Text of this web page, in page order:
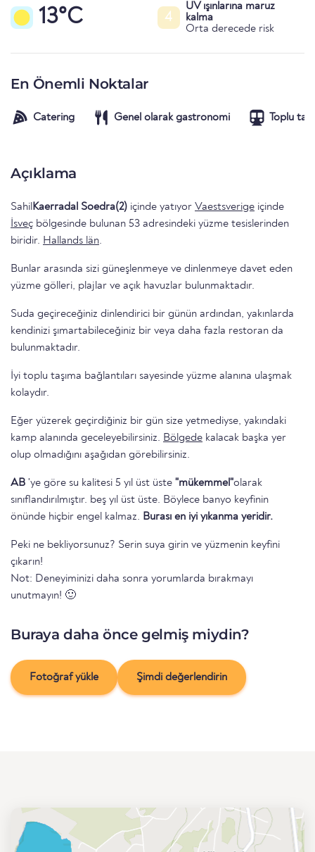
13°C 4
UV ışınlarına maruz
kalma
Orta derecede risk
En Önemli Noktalar
Catering Genel olarak gastronomi Toplu
Açıklama
SahilKaerradal Soedra(2) içinde yatıyor Vaestsverige içinde
İsveç bölgesinde bulunan 53 adresindeki yüzme tesislerinden
biridir. Hallands län.
Bunlar arasında sizi güneşlenmeye ve dinlenmeye davet eden
yüzme gölleri, plajlar ve açık havuzlar bulunmaktadır.
Suda geçireceğiniz dinlendirici bir günün ardından, yakınlarda
kendinizi şımartabileceğiniz bir veya daha fazla restoran da
bulunmaktadır.
İyi toplu taşıma bağlantıları sayesinde yüzme alanına ulaşmak
kolaydır.
Eğer yüzerek geçirdiğiniz bir gün size yetmediyse, yakındaki
kamp alanında geceleyebilirsiniz. Bölgede kalacak başka yer
olup olmadığını aşağıdan görebilirsiniz.
AB 'ye göre su kalitesi 5 yıl üst üste "mükemmel"olarak
sınıflandırılmıştır. beş yıl üst üste. Böylece banyo keyfinin
önünde hiçbir engel kalmaz. Burası en iyi yıkanma yeridir.
Peki ne bekliyorsunuz? Serin suya girin ve yüzmenin keyfini
çıkarın!
Not: Deneyiminizi daha sonra yorumlarda bırakmayı
unutmayın! 🙂
Buraya daha önce gelmiş miydin?
Fotoğraf yükle Şimdi değerlendirin